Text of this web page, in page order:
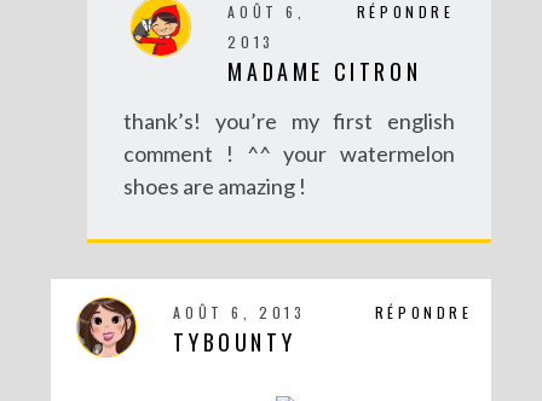
RÉPONDRE
AOÛT 6,
2013
MADAME CITRON
thank’s! you’re my first english
comment ! ^^ your watermelon
shoes are amazing !
RÉPONDRE
AOÛT 6, 2013
TYBOUNTY